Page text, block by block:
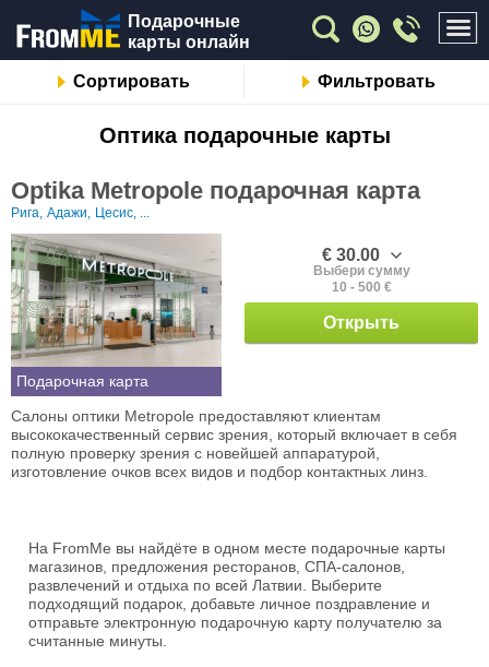
Подарочные
карты онлайн
Сортировать Фильтровать
Oптика подарочные карты
Optika Metropole подарочная карта
Рига, Адажи, Цесис, ...
Подарочная карта
€ 30.00
Выбери сумму
10 - 500 €
Открыть
Салоны оптики Metropole предоставляют клиентам
высококачественный сервис зрения, который включает в себя
полную проверку зрения с новейшей аппаратурой,
изготовление очков всех видов и подбор контактных линз.
На FromMe вы найдёте в одном месте подарочные карты
магазинов, предложения ресторанов, СПА-салонов,
развлечений и отдыха по всей Латвии. Выберите
подходящий подарок, добавьте личное поздравление и
отправьте электронную подарочную карту получателю за
считанные минуты.